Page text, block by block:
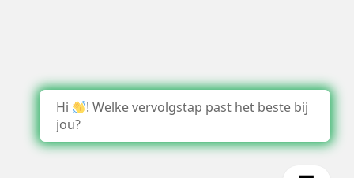
Hi
! Welke vervolgstap past het beste bij
jou?